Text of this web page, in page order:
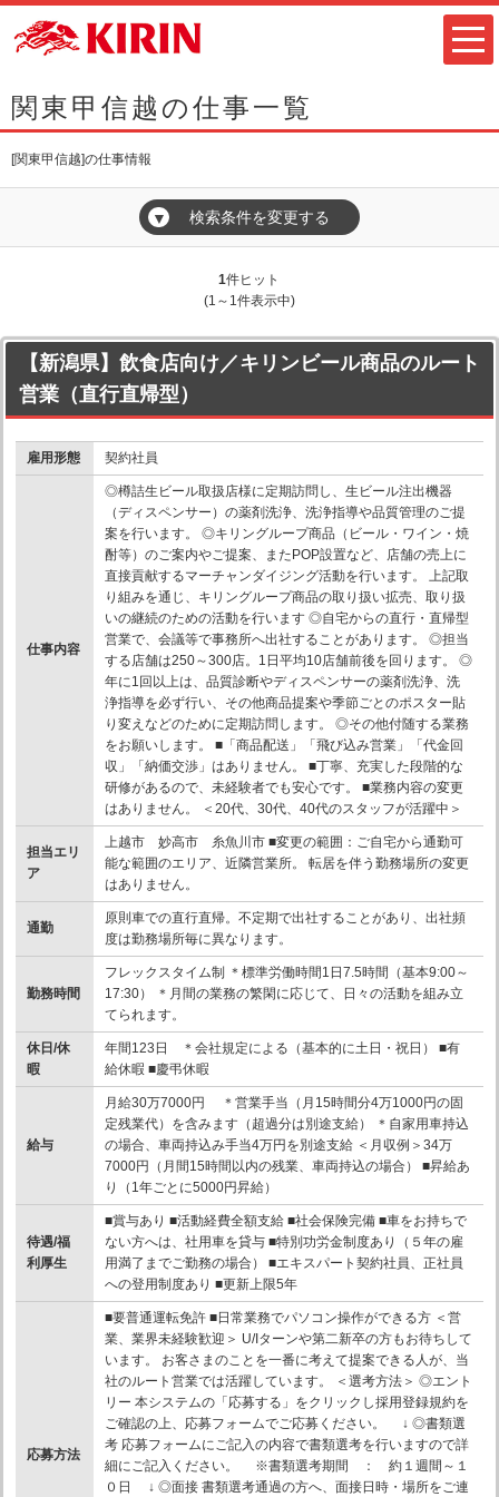
関東甲信越の仕事一覧
[関東甲信越]の仕事情報
▼ 検索条件を変更する
1件ヒット
(1～1件表示中)
【新潟県】飲食店向け／キリンビール商品のルート
営業（直行直帰型）
雇用形態 契約社員
仕事内容
◎樽詰生ビール取扱店様に定期訪問し、生ビール注出機器
（ディスペンサー）の薬剤洗浄、洗浄指導や品質管理のご提
案を行います。 ◎キリングループ商品（ビール・ワイン・焼
酎等）のご案内やご提案、またPOP設置など、店舗の売上に
直接貢献するマーチャンダイジング活動を行います。 上記取
り組みを通じ、キリングループ商品の取り扱い拡売、取り扱
いの継続のための活動を行います ◎自宅からの直行・直帰型
営業で、会議等で事務所へ出社することがあります。 ◎担当
する店舗は250～300店。1日平均10店舗前後を回ります。 ◎
年に1回以上は、品質診断やディスペンサーの薬剤洗浄、洗
浄指導を必ず行い、その他商品提案や季節ごとのポスター貼
り変えなどのために定期訪問します。 ◎その他付随する業務
をお願いします。 ■「商品配送」「飛び込み営業」「代金回
収」「納価交渉」はありません。 ■丁寧、充実した段階的な
研修があるので、未経験者でも安心です。 ■業務内容の変更
はありません。 ＜20代、30代、40代のスタッフが活躍中＞
担当エリ
ア
上越市 妙高市 糸魚川市 ■変更の範囲：ご自宅から通勤可
能な範囲のエリア、近隣営業所。 転居を伴う勤務場所の変更
はありません。
通勤
原則車での直行直帰。不定期で出社することがあり、出社頻
度は勤務場所毎に異なります。
勤務時間
フレックスタイム制 ＊標準労働時間1日7.5時間（基本9:00～
17:30） ＊月間の業務の繁閑に応じて、日々の活動を組み立
てられます。
休日/休
暇
年間123日 ＊会社規定による（基本的に土日・祝日） ■有
給休暇 ■慶弔休暇
給与
月給30万7000円 ＊営業手当（月15時間分4万1000円の固
定残業代）を含みます（超過分は別途支給） ＊自家用車持込
の場合、車両持込み手当4万円を別途支給 ＜月収例＞34万
7000円（月間15時間以内の残業、車両持込の場合） ■昇給あ
り（1年ごとに5000円昇給）
待遇/福
利厚生
■賞与あり ■活動経費全額支給 ■社会保険完備 ■車をお持ちで
ない方へは、社用車を貸与 ■特別功労金制度あり（５年の雇
用満了までご勤務の場合） ■エキスパート契約社員、正社員
への登用制度あり ■更新上限5年
応募方法
■要普通運転免許 ■日常業務でパソコン操作ができる方 ＜営
業、業界未経験歓迎＞ U/Iターンや第二新卒の方もお待ちして
います。 お客さまのことを一番に考えて提案できる人が、当
社のルート営業では活躍しています。 ＜選考方法＞ ◎エント
リー 本システムの「応募する」をクリックし採用登録規約を
ご確認の上、応募フォームでご応募ください。 ↓ ◎書類選
考 応募フォームにご記入の内容で書類選考を行いますので詳
細にご記入ください。 ※書類選考期間 ： 約１週間～１
０日 ↓ ◎面接 書類選考通過の方へ、面接日時・場所をご連